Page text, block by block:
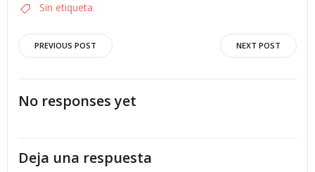
Sin etiqueta
Navegación
por
las
entradas
PREVIOUS POST
Navegación
por
NEXT POST
No responses yet
Deja una respuesta